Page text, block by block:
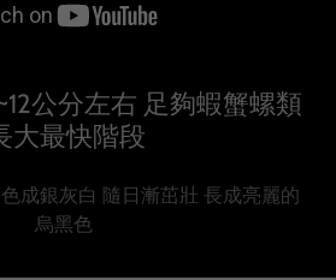
公分左右 足夠蝦蟹螺類
大最快階段
成銀灰白 隨日漸茁壯 長成亮麗的
烏黑色